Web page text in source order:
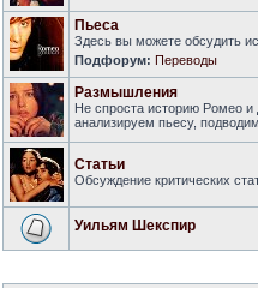
Пьеса
Здесь вы можете обсудить
Подфорум: Переводы
Размышления
Не спроста историю Ромео
анализируем пьесу,
Статьи
Обсуждение критических
Уильям Шекспир